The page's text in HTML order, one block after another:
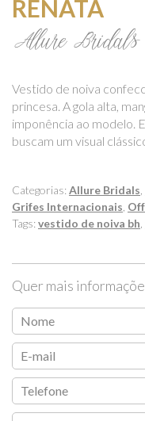
RENATA
Allure Bridals
Vestido de noiva
princesa. A gola alta,
imponência ao modelo.
buscam um visual
Categorias:Allure Bridals
Grifes Internacionais
Tags:vestido de noiva bh
Quer mais